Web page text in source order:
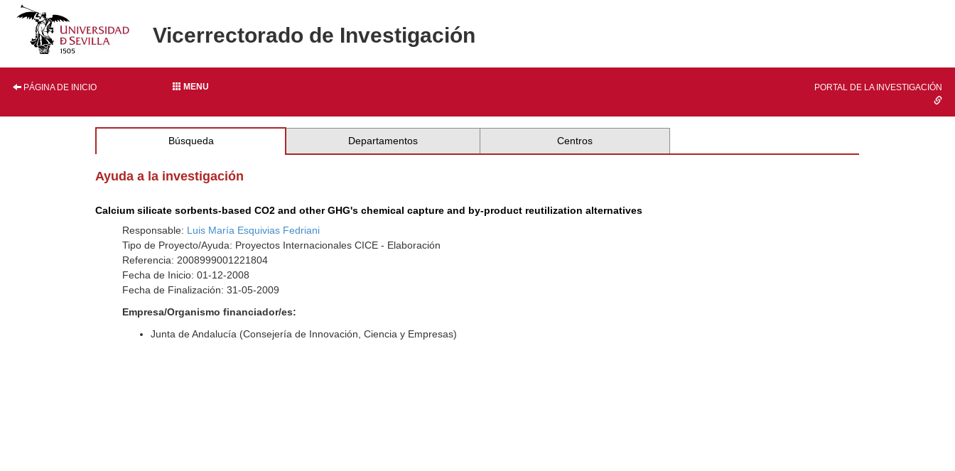
Vicerrectorado de Investigación
PÁGINA DE INICIO MENU PORTAL DE LA INVESTIGACIÓN
Búsqueda Departamentos Centros
Ayuda a la investigación
Calcium silicate sorbents-based CO2 and other GHG's chemical capture and by-product reutilization alternatives
Responsable: Luis María Esquivias Fedriani
Tipo de Proyecto/Ayuda: Proyectos Internacionales CICE - Elaboración
Referencia: 2008999001221804
Fecha de Inicio: 01-12-2008
Fecha de Finalización: 31-05-2009
Empresa/Organismo financiador/es:
Junta de Andalucía (Consejería de Innovación, Ciencia y Empresas)